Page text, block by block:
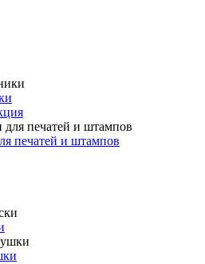
печатей и штампов